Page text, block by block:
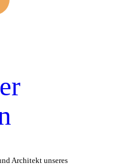
Architekt unseres